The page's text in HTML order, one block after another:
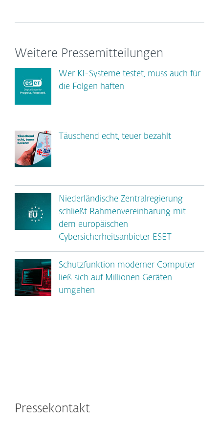
Weitere Pressemitteilungen
Wer KI-Systeme testet, muss auch für
die Folgen haften
Täuschend echt, teuer bezahlt
Niederländische Zentralregierung
schließt Rahmenvereinbarung mit
dem europäischen
Cybersicherheitsanbieter ESET
Schutzfunktion moderner Computer
ließ sich auf Millionen Geräten
umgehen
Pressekontakt